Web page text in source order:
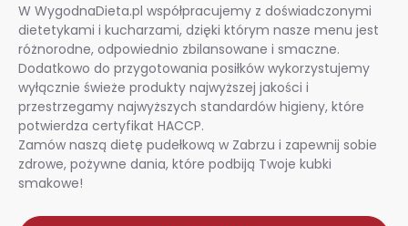
W WygodnaDieta.pl współpracujemy z doświadczonymi
dietetykami i kucharzami, dzięki którym nasze menu jest
różnorodne, odpowiednio zbilansowane i smaczne.
Dodatkowo do przygotowania posiłków wykorzystujemy
wyłącznie świeże produkty najwyższej jakości i
przestrzegamy najwyższych standardów higieny, które
potwierdza certyfikat HACCP.
Zamów naszą dietę pudełkową w Zabrzu i zapewnij sobie
zdrowe, pożywne dania, które podbiją Twoje kubki
smakowe!